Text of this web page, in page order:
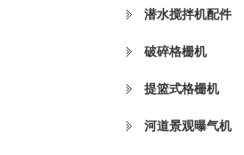
潜水搅拌机配件
破碎格栅机
提篮式格栅机
河道景观曝气机